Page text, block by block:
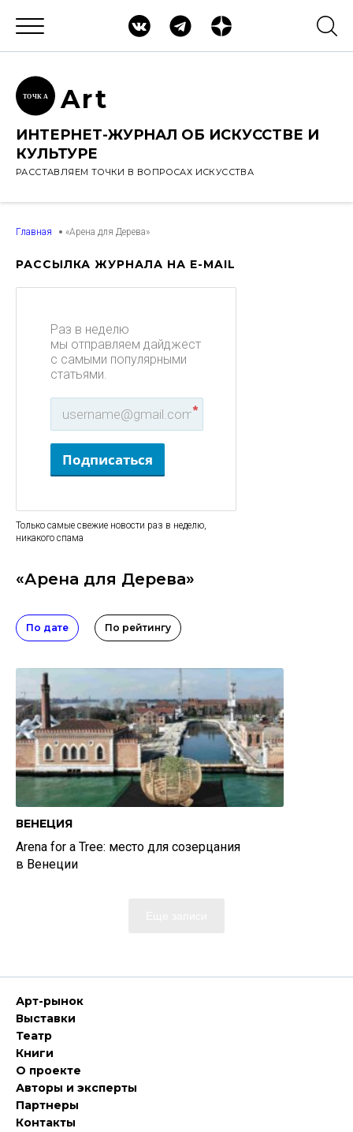
ТОЧК А Art
ИНТЕРНЕТ-ЖУРНАЛ ОБ ИСКУССТВЕ И
КУЛЬТУРЕ
РАССТАВЛЯЕМ ТОЧКИ В ВОПРОСАХ ИСКУССТВА
Главная «Арена для Дерева»
РАССЫЛКА ЖУРНАЛА НА E-MAIL
Раз в неделю
мы отправляем дайджест
с самыми популярными
статьями.
*
Подписаться
Только самые свежие новости раз в неделю,
никакого спама
«Арена для Дерева»
По дате По рейтингу
ВЕНЕЦИЯ
Arena for a Tree: место для созерцания
в Венеции
Арт-рынок
Выставки
Театр
Книги
О проекте
Авторы и эксперты
Партнеры
Контакты